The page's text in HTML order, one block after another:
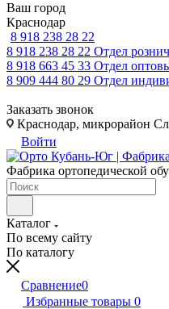
Ваш город
Краснодар
8 918 238 28 22
8 918 238 28 22 Отдел
8 918 663 45 33 Отдел
8 909 444 80 29 Отдел
Заказать звонок
Краснодар, микрорайон
Войти
Фабрика ортопедической
Каталог
По всему сайту
По каталогу
Сравнение0
Избранные товары 0